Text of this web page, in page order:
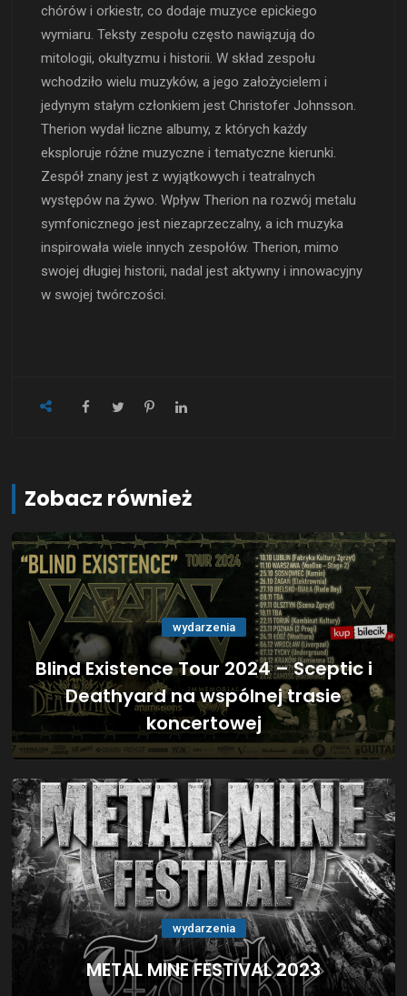
chórów i orkiestr, co dodaje muzyce epickiego
wymiaru. Teksty zespołu często nawiązują do
mitologii, okultyzmu i historii. W skład zespołu
wchodziło wielu muzyków, a jego założycielem i
jedynym stałym członkiem jest Christofer Johnsson.
Therion wydał liczne albumy, z których każdy
eksploruje różne muzyczne i tematyczne kierunki.
Zespół znany jest z wyjątkowych i teatralnych
występów na żywo. Wpływ Therion na rozwój metalu
symfonicznego jest niezaprzeczalny, a ich muzyka
inspirowała wiele innych zespołów. Therion, mimo
swojej długiej historii, nadal jest aktywny i innowacyjny
w swojej twórczości.
Zobacz również
wydarzenia
Blind Existence Tour 2024 – Sceptic i
Deathyard na wspólnej trasie
koncertowej
wydarzenia
METAL MINE FESTIVAL 2023